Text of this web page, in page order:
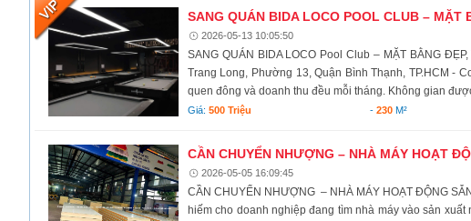
SANG QUÁN BIDA LOCO POOL CLUB – MẶT
2026-05-13 10:05:50
SANG QUÁN BIDA LOCO Pool Club – MẶT BẰNG
Trang Long, Phường 13, Quận Bình Thạnh, TP.HCM -
quen đông và doanh thu đều mỗi tháng. Không gian
Giá: 500 Triệu -230 M²
CẦN CHUYỂN NHƯỢNG – NHÀ MÁY HOẠT
2026-05-05 16:09:45
CẦN CHUYỂN NHƯỢNG – NHÀ MÁY HOẠT ĐỘNG
hiếm cho doanh nghiệp đang tìm nhà máy vào sản